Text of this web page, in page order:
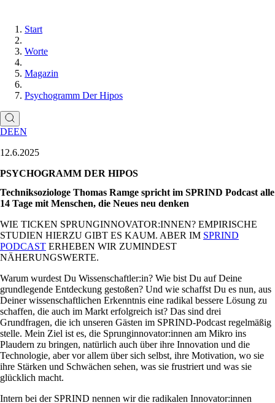
Start
Worte
Magazin
Psychogramm Der Hipos
DEEN
12.6.2025
PSYCHOGRAMM DER HIPOS
Techniksoziologe Thomas Ramge spricht im SPRIND Podcast alle
14 Tage mit Menschen, die Neues neu denken
WIE TICKEN SPRUNGINNOVATOR:INNEN? EMPIRISCHE
STUDIEN HIERZU GIBT ES KAUM. ABER IM SPRIND
PODCAST ERHEBEN WIR ZUMINDEST
NÄHERUNGSWERTE.
Warum wurdest Du Wissenschaftler:in? Wie bist Du auf Deine
grundlegende Entdeckung gestoßen? Und wie schaffst Du es nun, aus
Deiner wissenschaftlichen Erkenntnis eine radikal bessere Lösung zu
schaffen, die auch im Markt erfolgreich ist? Das sind drei
Grundfragen, die ich unseren Gästen im SPRIND-Podcast regelmäßig
stelle. Mein Ziel ist es, die Sprunginnovator:innen am Mikro ins
Plaudern zu bringen, natürlich auch über ihre Innovation und die
Technologie, aber vor allem über sich selbst, ihre Motivation, wo sie
ihre Stärken und Schwächen sehen, was sie frustriert und was sie
glücklich macht.
Intern bei der SPRIND nennen wir die radikalen Innovator:innen